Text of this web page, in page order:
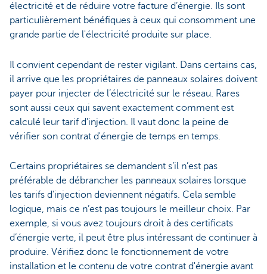
électricité et de réduire votre facture d’énergie. Ils sont
particulièrement bénéfiques à ceux qui consomment une
grande partie de l'électricité produite sur place.
Il convient cependant de rester vigilant. Dans certains cas,
il arrive que les propriétaires de panneaux solaires doivent
payer pour injecter de l’électricité sur le réseau. Rares
sont aussi ceux qui savent exactement comment est
calculé leur tarif d'injection. Il vaut donc la peine de
vérifier son contrat d'énergie de temps en temps.
Certains propriétaires se demandent s’il n’est pas
préférable de débrancher les panneaux solaires lorsque
les tarifs d’injection deviennent négatifs. Cela semble
logique, mais ce n’est pas toujours le meilleur choix. Par
exemple, si vous avez toujours droit à des certificats
d’énergie verte, il peut être plus intéressant de continuer à
produire. Vérifiez donc le fonctionnement de votre
installation et le contenu de votre contrat d'énergie avant